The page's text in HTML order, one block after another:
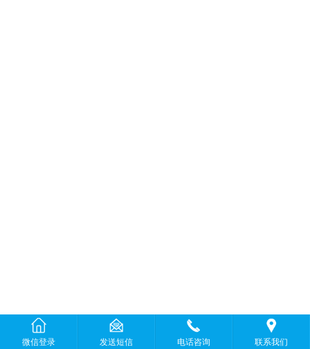
微信登录 发送短信 电话咨询 联系我们